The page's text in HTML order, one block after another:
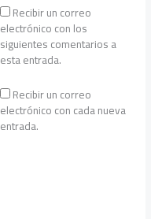
Recibir un correo
electrónico con los
siguientes comentarios a
esta entrada.
Recibir un correo
electrónico con cada nueva
entrada.